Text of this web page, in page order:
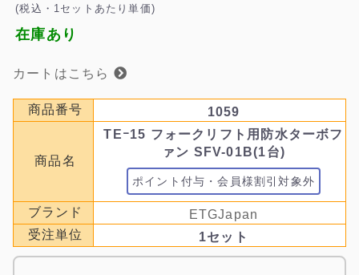
(税込・1セットあたり単価)
在庫あり
カートはこちら
商品番号 1059
商品名
TEｰ15 フォークリフト用防水ターボフ
ァン SFV-01B(1台)
ポイント付与・会員様割引対象外
ブランド
ETGJapan
受注単位
1セット